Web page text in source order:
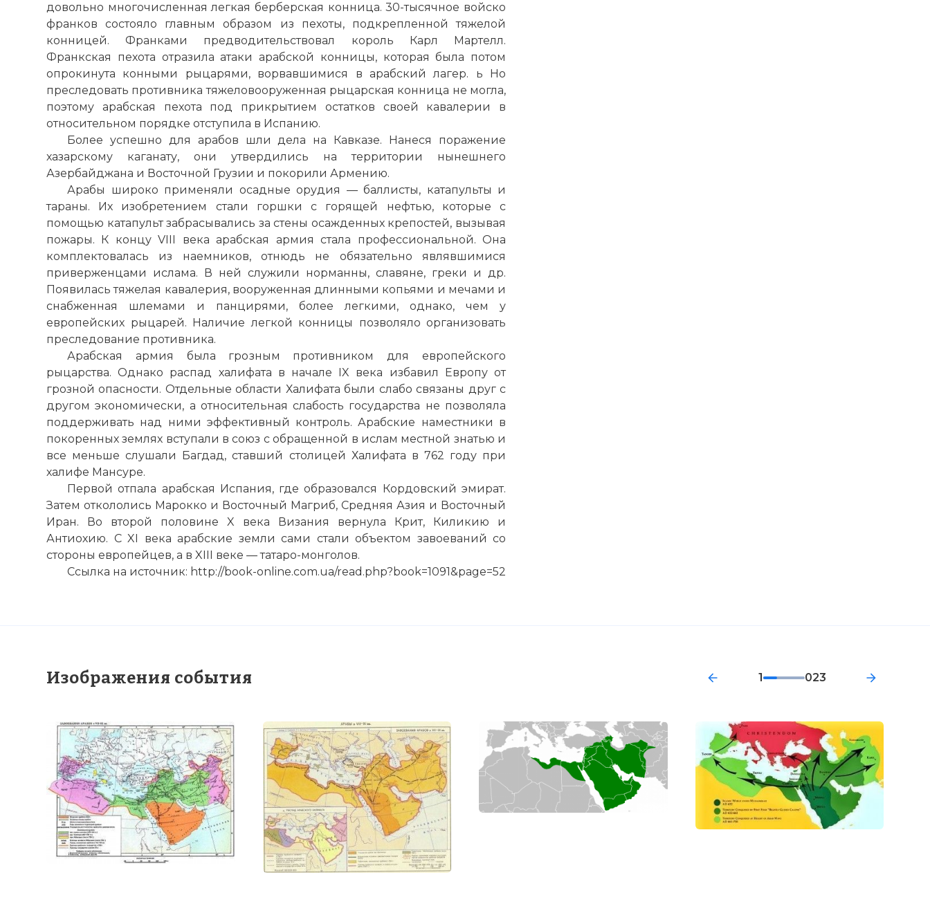
довольно многочисленная легкая берберская конница. 30-тысячное войско
франков состояло главным образом из пехоты, подкрепленной тяжелой
конницей. Франками предводительствовал король Карл Мартелл.
Франкская пехота отразила атаки арабской конницы, которая была потом
опрокинута конными рыцарями, ворвавшимися в арабский лагер. ь Но
преследовать противника тяжеловооруженная рыцарская конница не могла,
поэтому арабская пехота под прикрытием остатков своей кавалерии в
относительном порядке отступила в Испанию.
Более успешно для арабов шли дела на Кавказе. Нанеся поражение
хазарскому каганату, они утвердились на территории нынешнего
Азербайджана и Восточной Грузии и покорили Армению.
Арабы широко применяли осадные орудия — баллисты, катапульты и
тараны. Их изобретением стали горшки с горящей нефтью, которые с
помощью катапульт забрасывались за стены осажденных крепостей, вызывая
пожары. К концу VIII века арабская армия стала профессиональной. Она
комплектовалась из наемников, отнюдь не обязательно являвшимися
приверженцами ислама. В ней служили норманны, славяне, греки и др.
Появилась тяжелая кавалерия, вооруженная длинными копьями и мечами и
снабженная шлемами и панцирями, более легкими, однако, чем у
европейских рыцарей. Наличие легкой конницы позволяло организовать
преследование противника.
Арабская армия была грозным противником для европейского
рыцарства. Однако распад халифата в начале IX века избавил Европу от
грозной опасности. Отдельные области Халифата были слабо связаны друг с
другом экономически, а относительная слабость государства не позволяла
поддерживать над ними эффективный контроль. Арабские наместники в
покоренных землях вступали в союз с обращенной в ислам местной знатью и
все меньше слушали Багдад, ставший столицей Халифата в 762 году при
халифе Мансуре.
Первой отпала арабская Испания, где образовался Кордовский эмират.
Затем откололись Марокко и Восточный Магриб, Средняя Азия и Восточный
Иран. Во второй половине X века Визания вернула Крит, Киликию и
Антиохию. С XI века арабские земли сами стали объектом завоеваний со
стороны европейцев, а в XIII веке — татаро-монголов.
Ссылка на источник: http://book-online.com.ua/read.php?book=1091&page=52
Изображения события 1 023